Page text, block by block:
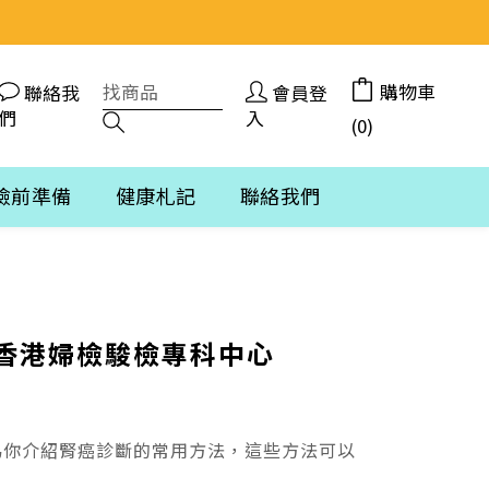
聯絡我
會員登
入
購物車
(0)
前準備 健康札記 聯絡我們
港婦檢駿檢專科中心
介紹腎癌診斷的常用方法，這些方法可以